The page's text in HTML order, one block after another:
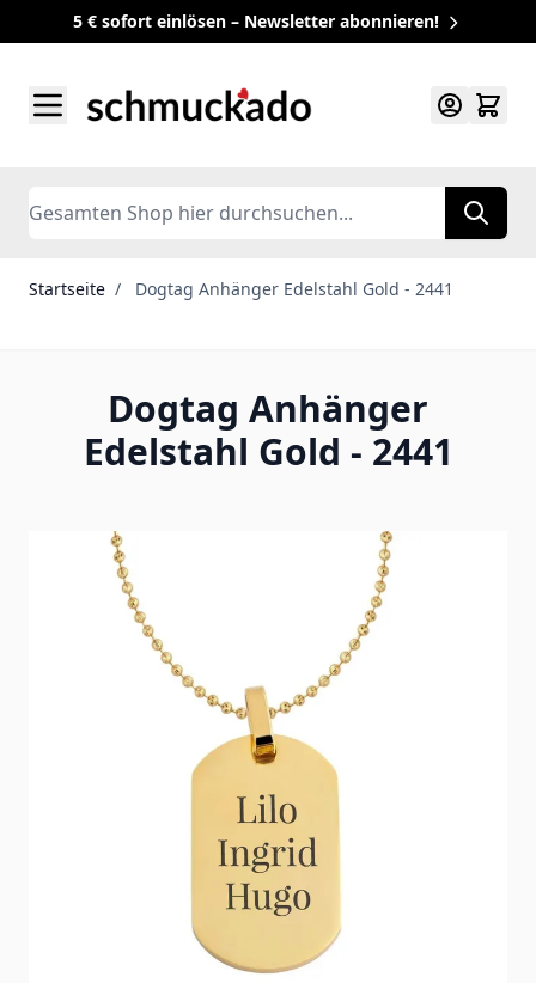
5 € sofort einlösen – Newsletter abonnieren!
Search
Startseite / Dogtag Anhänger Edelstahl Gold - 2441
Dogtag Anhänger
Edelstahl Gold - 2441